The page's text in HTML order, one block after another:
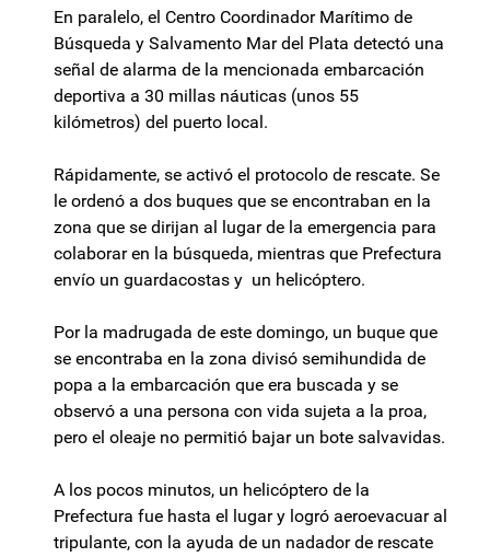
En paralelo, el Centro Coordinador Marítimo de
Búsqueda y Salvamento Mar del Plata detectó una
señal de alarma de la mencionada embarcación
deportiva a 30 millas náuticas (unos 55
kilómetros) del puerto local.
Rápidamente, se activó el protocolo de rescate. Se
le ordenó a dos buques que se encontraban en la
zona que se dirijan al lugar de la emergencia para
colaborar en la búsqueda, mientras que Prefectura
envío un guardacostas y un helicóptero.
Por la madrugada de este domingo, un buque que
se encontraba en la zona divisó semihundida de
popa a la embarcación que era buscada y se
observó a una persona con vida sujeta a la proa,
pero el oleaje no permitió bajar un bote salvavidas.
A los pocos minutos, un helicóptero de la
Prefectura fue hasta el lugar y logró aeroevacuar al
tripulante, con la ayuda de un nadador de rescate